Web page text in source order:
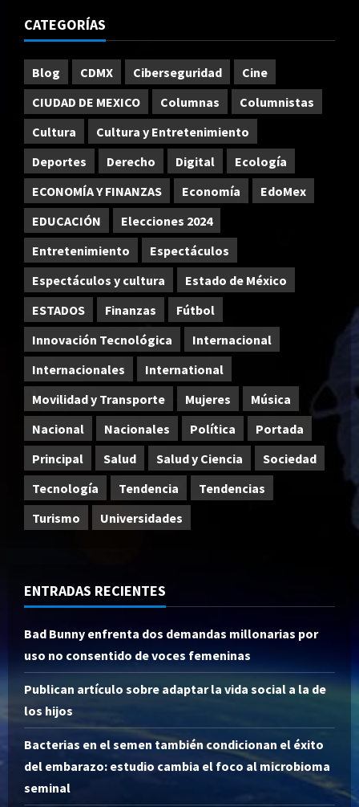
CATEGORÍAS
Blog CDMX Ciberseguridad
Cine
CIUDAD DE MEXICO
Columnas
Columnistas
Cultura
Cultura y Entretenimiento
Deportes
Derecho Digital
Ecología
ECONOMÍA Y FINANZAS
Economía
EdoMex
EDUCACIÓN
Elecciones 2024
Entretenimiento
Espectáculos
Espectáculos y cultura
Estado de México
ESTADOS
Finanzas
Fútbol
Innovación Tecnológica
Internacional
Internacionales
International
Movilidad y Transporte
Mujeres
Música
Nacional
Nacionales Política
Portada
Principal
Salud Salud y Ciencia
Sociedad
Tecnología
Tendencia
Tendencias
Turismo
Universidades
ENTRADAS RECIENTES
Bad Bunny enfrenta dos demandas millonarias por
uso no consentido de voces femeninas
Publican artículo sobre adaptar la vida social a la de
los hijos
Bacterias en el semen también condicionan el éxito
del embarazo: estudio cambia el foco al microbioma
seminal